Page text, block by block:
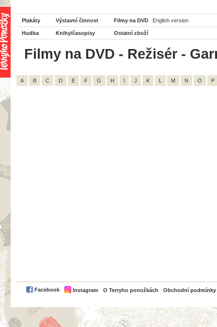
Plakáty Výstavní činnost Filmy na DVD English version
Hudba Knihy/časopisy Ostatní zboží
Filmy na DVD - Režisér -
A B C D E F G H I J K L M N O P
Facebook Instagram O Terryho ponožkách Obchodní podmínky
PayPal